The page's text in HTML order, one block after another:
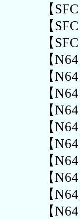
【
【
【
【
【
【
【
【
【
【
【
【
【